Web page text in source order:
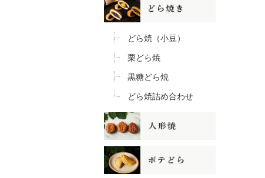
どら焼（小豆）
栗どら焼
黒糖どら焼
どら焼詰め合わせ